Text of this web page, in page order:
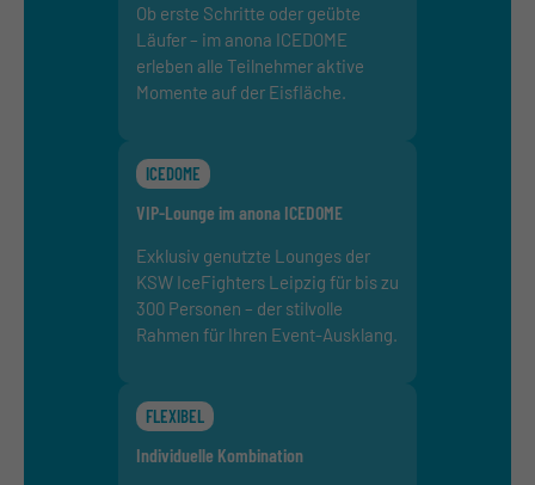
Ob erste Schritte oder geübte
Läufer – im anona ICEDOME
erleben alle Teilnehmer aktive
Momente auf der Eisfläche.
ICEDOME
VIP-Lounge im anona ICEDOME
Exklusiv genutzte Lounges der
KSW IceFighters Leipzig für bis zu
300 Personen – der stilvolle
Rahmen für Ihren Event-Ausklang.
FLEXIBEL
Individuelle Kombination